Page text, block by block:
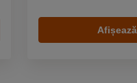
Afișează